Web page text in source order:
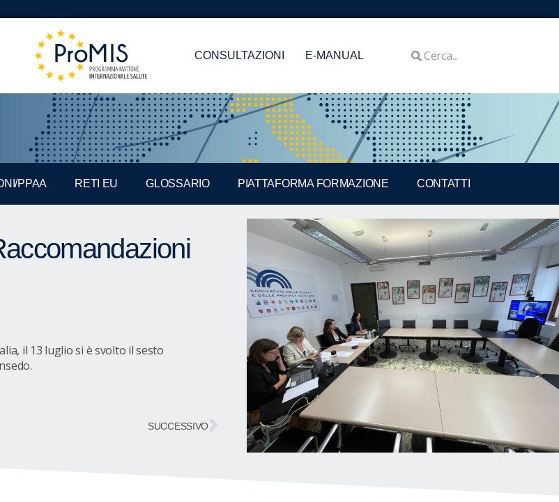
CONSULTAZIONI E-MANUAL
PPAA RETI EU GLOSSARIO PIATTAFORMA FORMAZIONE CONTATTI
il 13 luglio si è svolto il sesto
SUCCESSIVO